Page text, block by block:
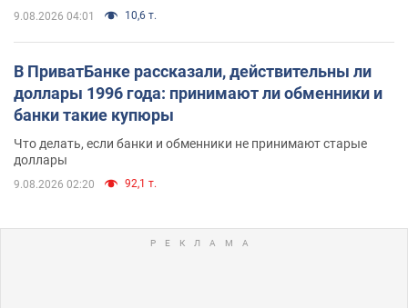
9.08.2026 04:01 10,6 т.
В ПриватБанке рассказали, действительны ли
доллары 1996 года: принимают ли обменники и
банки такие купюры
Что делать, если банки и обменники не принимают старые
доллары
9.08.2026 02:20 92,1 т.